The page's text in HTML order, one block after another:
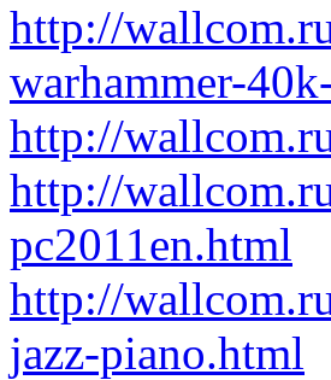
http://
warhammer-
http://
http://
pc2011en.html
http://
jazz-piano.html